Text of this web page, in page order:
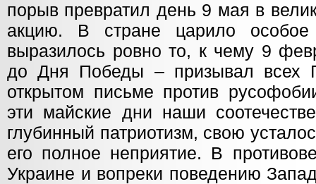
порыв превратил день 9 мая в
акцию. В стране царило
выразилось ровно то, к чему 9
до Дня Победы – призывал всех
открытом письме против
эти майские дни наши
глубинный патриотизм, свою
его полное неприятие. В
Украине и вопреки поведению